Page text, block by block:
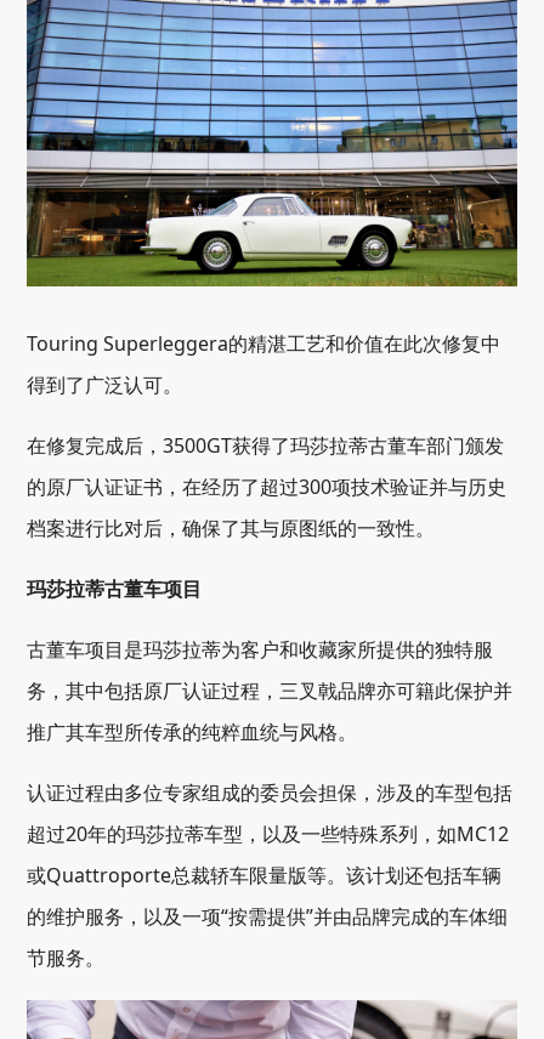
Touring Superleggera的精湛工艺和价值在此次修复中
得到了广泛认可。
在修复完成后，3500GT获得了玛莎拉蒂古董车部门颁发
的原厂认证证书，在经历了超过300项技术验证并与历史
档案进行比对后，确保了其与原图纸的一致性。
玛莎拉蒂古董车项目
古董车项目是玛莎拉蒂为客户和收藏家所提供的独特服
务，其中包括原厂认证过程，三叉戟品牌亦可籍此保护并
推广其车型所传承的纯粹血统与风格。
认证过程由多位专家组成的委员会担保，涉及的车型包括
超过20年的玛莎拉蒂车型，以及一些特殊系列，如MC12
或Quattroporte总裁轿车限量版等。该计划还包括车辆
的维护服务，以及一项“按需提供”并由品牌完成的车体细
节服务。